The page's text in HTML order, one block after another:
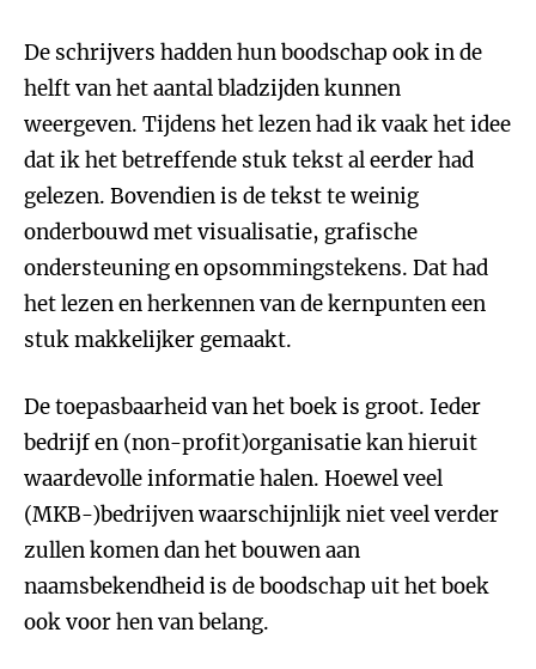
De schrijvers hadden hun boodschap ook in de
helft van het aantal bladzijden kunnen
weergeven. Tijdens het lezen had ik vaak het idee
dat ik het betreffende stuk tekst al eerder had
gelezen. Bovendien is de tekst te weinig
onderbouwd met visualisatie, grafische
ondersteuning en opsommingstekens. Dat had
het lezen en herkennen van de kernpunten een
stuk makkelijker gemaakt.
De toepasbaarheid van het boek is groot. Ieder
bedrijf en (non-profit)organisatie kan hieruit
waardevolle informatie halen. Hoewel veel
(MKB-)bedrijven waarschijnlijk niet veel verder
zullen komen dan het bouwen aan
naamsbekendheid is de boodschap uit het boek
ook voor hen van belang.